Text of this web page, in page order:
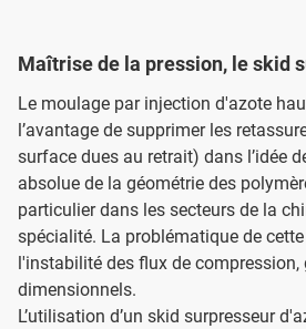
Maîtrise de la pression, le skid
Le moulage par injection d'azote
l’avantage de supprimer les
surface dues au retrait) dans l’idée
absolue de la géométrie des
particulier dans les secteurs de la
spécialité. La problématique de
l'instabilité des flux de compression,
dimensionnels.
L’utilisation d’un skid surpresseur